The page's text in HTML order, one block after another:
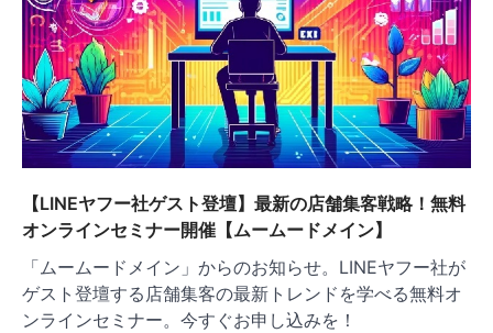
【LINEヤフー社ゲスト登壇】最新の店舗集客戦略！無料
オンラインセミナー開催【ムームードメイン】
「ムームードメイン」からのお知らせ。LINEヤフー社が
ゲスト登壇する店舗集客の最新トレンドを学べる無料オ
ンラインセミナー。今すぐお申し込みを！